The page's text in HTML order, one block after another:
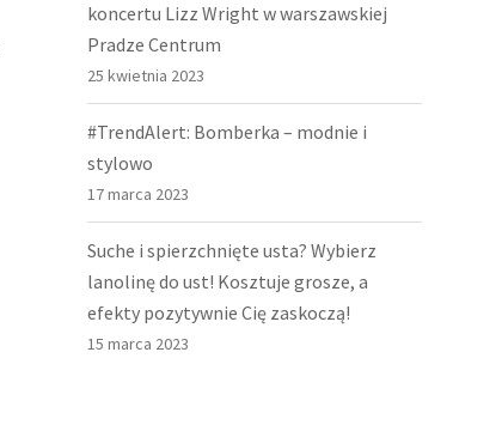
koncertu Lizz Wright w warszawskiej
Pradze Centrum
25 kwietnia 2023
#TrendAlert: Bomberka – modnie i
stylowo
17 marca 2023
Suche i spierzchnięte usta? Wybierz
lanolinę do ust! Kosztuje grosze, a
efekty pozytywnie Cię zaskoczą!
15 marca 2023